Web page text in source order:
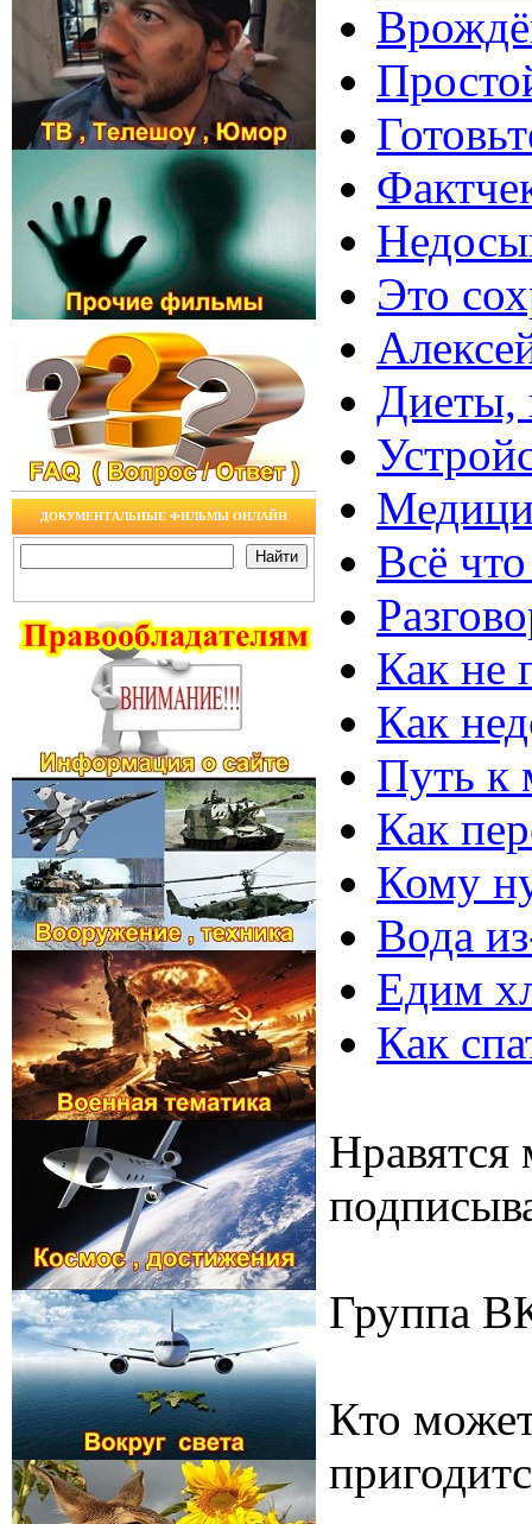
ДОКУМЕНТАЛЬНЫЕ ФИЛЬМЫ ОНЛАЙН
Это
Диеты,
Всё
Как не
Как
Путь к
Как
Кому
Вода
Едим
Как
Группа
Кто